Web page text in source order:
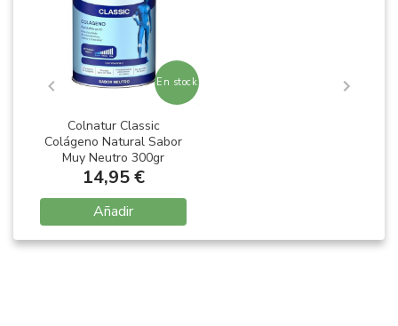
En stock
Colnatur Classic
Colágeno Natural Sabor
Muy Neutro 300gr
14,95 €
Añadir
Item